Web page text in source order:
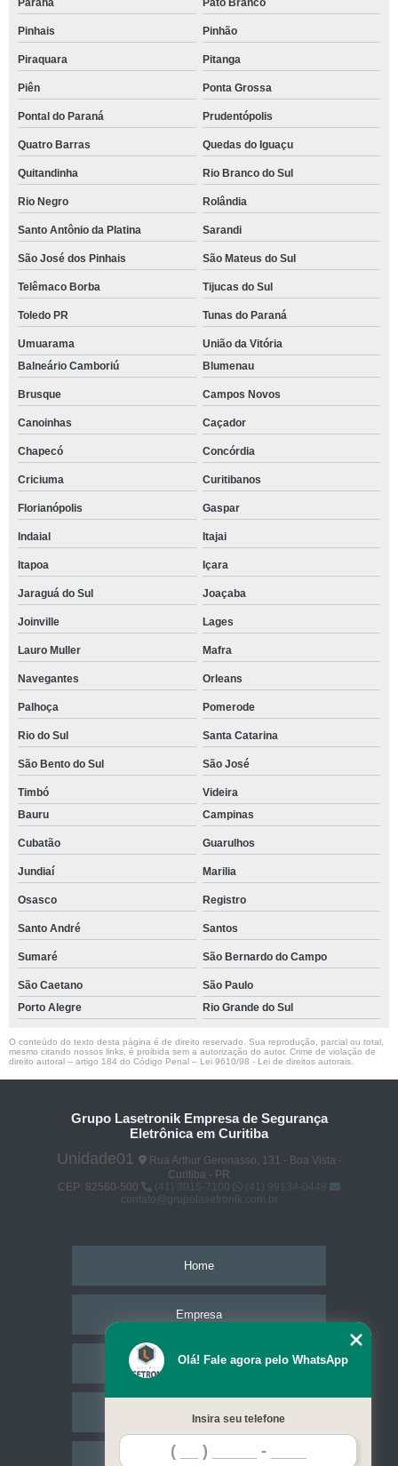
Paraná Pato Branco
Pinhais Pinhão
Piraquara Pitanga
Piên Ponta Grossa
Pontal do Paraná Prudentópolis
Quatro Barras Quedas do Iguaçu
Quitandinha Rio Branco do Sul
Rio Negro Rolândia
Santo Antônio da Platina Sarandi
São José dos Pinhais São Mateus do Sul
Telêmaco Borba Tijucas do Sul
Toledo PR Tunas do Paraná
Umuarama
União da Vitória
Balneário Camboriú
Blumenau
Brusque Campos Novos
Canoinhas Caçador
Chapecó Concórdia
Criciuma Curitibanos
Florianópolis Gaspar
Indaial Itajai
Itapoa Içara
Jaraguá do Sul Joaçaba
Joinville Lages
Lauro Muller Mafra
Navegantes Orleans
Palhoça Pomerode
Rio do Sul Santa Catarina
São Bento do Sul São José
Timbó
Videira
Bauru
Campinas
Cubatão Guarulhos
Jundiaí Marilia
Osasco Registro
Santo André Santos
Sumaré São Bernardo do Campo
São Caetano
São Paulo
Porto Alegre
Rio Grande do Sul
O conteúdo do texto desta página é de direito reservado. Sua reprodução, parcial ou total,
mesmo citando nossos links, é proibida sem a autorização do autor. Crime de violação de
direito autoral – artigo 184 do Código Penal – Lei 9610/98 - Lei de direitos autorais
Grupo Lasetronik Empresa de Segurança
Eletrônica em Curitiba
Unidade01
Rua Arthur Geronasso, 131 - Boa Vista -
Curitiba - PR
CEP: 82560-500
(41) 3015-7100
(41) 99134-0448
contato@grupolasetronik.com.br
Home
Empresa
Missão
Serviços
Contato
Olá! Fale agora pelo WhatsApp
Insira seu telefone